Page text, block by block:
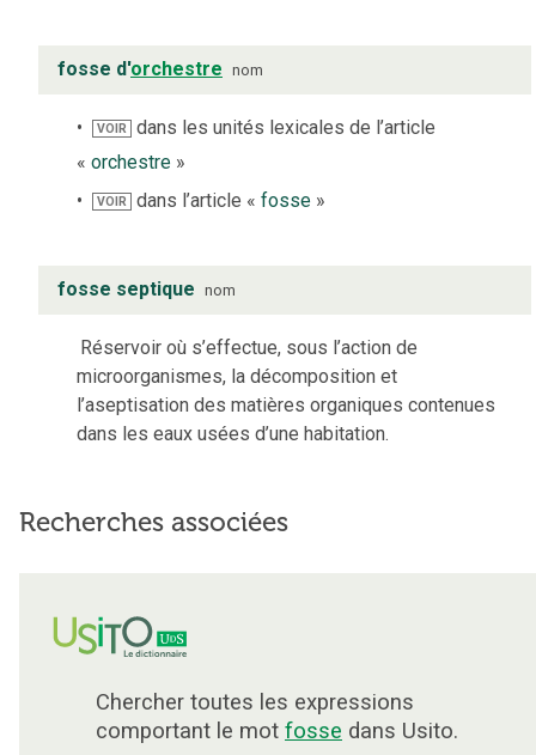
fosse d'orchestre nom
VOIR
dans les unités lexicales de l’article
« orchestre »
VOIR dans l’article «fosse »
fosse septique nom
Réservoir où s’effectue, sous l’action de
microorganismes, la décomposition et
l’aseptisation des matières organiques contenues
dans les eaux usées d’une habitation.
Recherches associées
Chercher toutes les expressions
comportant le mot fosse dans Usito.